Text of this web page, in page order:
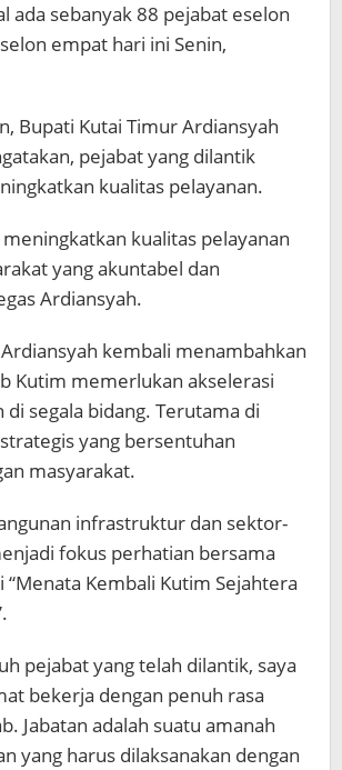
ada sebanyak 88 pejabat eselon
empat hari ini Senin,
Bupati Kutai Timur Ardiansyah
pejabat yang dilantik
kualitas pelayanan.
meningkatkan kualitas pelayanan
yang akuntabel dan
Ardiansyah.
kembali menambahkan
Kutim memerlukan akselerasi
di segala bidang. Terutama di
yang bersentuhan
masyarakat.
infrastruktur dan sektor-
fokus perhatian bersama
“Menata Kembali Kutim Sejahtera
pejabat yang telah dilantik, saya
bekerja dengan penuh rasa
Jabatan adalah suatu amanah
yang harus dilaksanakan dengan